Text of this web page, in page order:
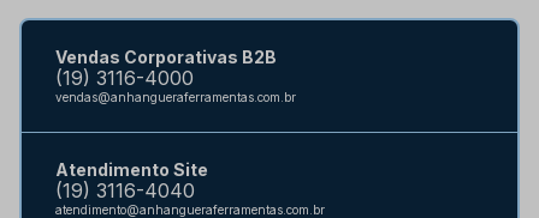
Vendas Corporativas B2B
(19) 3116-4000
vendas@anhangueraferramentas.com.br
Atendimento Site
(19) 3116-4040
atendimento@anhangueraferramentas.com.br